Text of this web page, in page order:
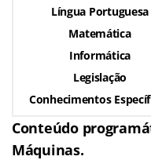
Língua Portuguesa
Matemática
Informática
Legislação
Conhecimentos
Conteúdo
Máquinas.